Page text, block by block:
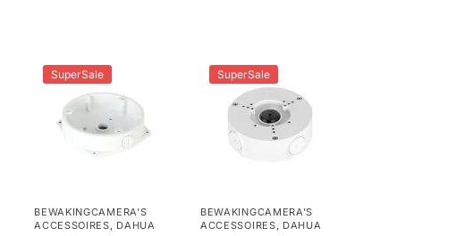
SuperSale
BEWAKINGCAMERA'S
ACCESSOIRES
DAHUA
SuperSale
BEWAKINGCAMERA'S
ACCESSOIRES
DAHUA